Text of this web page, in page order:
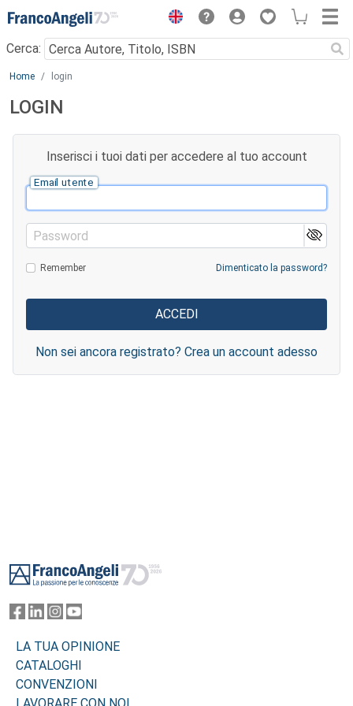
Menu
Cerca:
Main content
Home login
LOGIN
Inserisci i tuoi dati per accedere al tuo account
Email utente
Password
Remember Dimenticato la password?
Non sei ancora registrato? Crea un account adesso
LA TUA OPINIONE
CATALOGHI
CONVENZIONI